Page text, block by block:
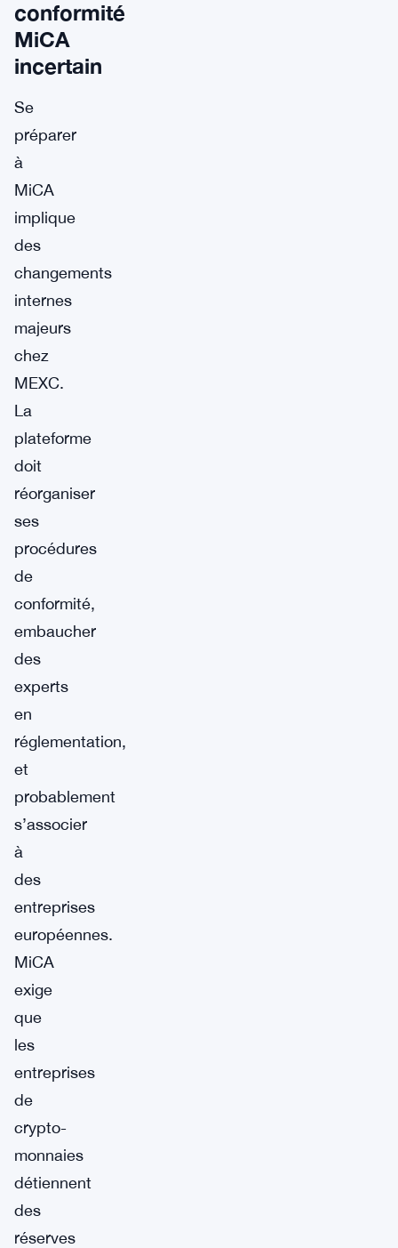
conformité
MiCA
incertain
Se
préparer
à
MiCA
implique
des
changements
internes
majeurs
chez
MEXC.
La
plateforme
doit
réorganiser
ses
procédures
de
conformité,
embaucher
des
experts
en
réglementation,
et
probablement
s’associer
à
des
entreprises
européennes.
MiCA
exige
que
les
entreprises
de
crypto-
monnaies
détiennent
des
réserves